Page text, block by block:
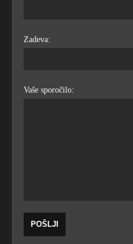
Zadeva:
Vaše sporočilo: